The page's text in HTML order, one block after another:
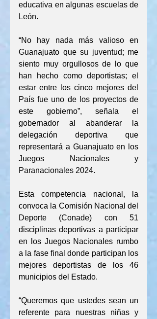
educativa en algunas escuelas de
León.
“No hay nada más valioso en
Guanajuato que su juventud; me
siento muy orgullosos de lo que
han hecho como deportistas; el
estar entre los cinco mejores del
País fue uno de los proyectos de
este gobierno”, señala el
gobernador al abanderar la
delegación deportiva que
representará a Guanajuato en los
Juegos Nacionales y
Paranacionales 2024.
Esta competencia nacional, la
convoca la Comisión Nacional del
Deporte (Conade) con 51
disciplinas deportivas a participar
en los Juegos Nacionales rumbo
a la fase final donde participan los
mejores deportistas de los 46
municipios del Estado.
“Queremos que ustedes sean un
referente para nuestras niñas y